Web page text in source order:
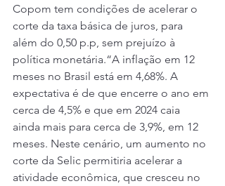
Copom tem condições de acelerar o
corte da taxa básica de juros, para
além do 0,50 p.p, sem prejuízo à
política monetária.“A inflação em 12
meses no Brasil está em 4,68%. A
expectativa é de que encerre o ano em
cerca de 4,5% e que em 2024 caia
ainda mais para cerca de 3,9%, em 12
meses. Neste cenário, um aumento no
corte da Selic permitiria acelerar a
atividade econômica, que cresceu no